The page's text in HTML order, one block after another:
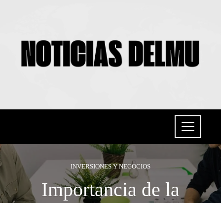
INVERSIONES Y NEGOCIOS
Importancia de la